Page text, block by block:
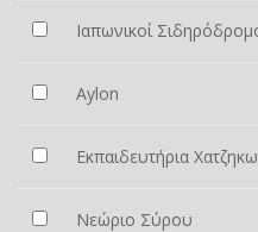
Ιαπωνικοί
Aylon
Εκπαιδευτήρια
Νεώριο Σύρου